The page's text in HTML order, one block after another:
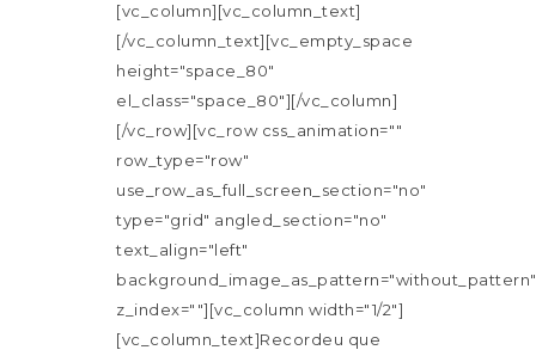
[vc_column][vc_column_text]
[/vc_column_text][vc_empty_space
height="space_80"
el_class="space_80"][/vc_column]
[/vc_row][vc_row css_animation=""
row_type="row"
use_row_as_full_screen_section="no"
type="grid" angled_section="no"
text_align="left"
background_image_as_pattern="without_pattern"
z_index=""][vc_column width="1/2"]
[vc_column_text]Recordeu que